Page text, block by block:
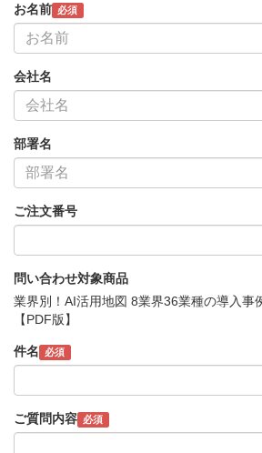
お名前 必須
会社名
部署名
ご注文番号
問い合わせ対象商品
業界別！AI活用地図 8業界36業種の導入事
【PDF版】
件名 必須
ご質問内容 必須